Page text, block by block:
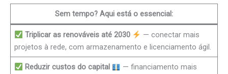
Sem tempo? Aqui está o essencial:
Triplicar as renováveis até 2030
— conectar mais
projetos à rede, com armazenamento e licenciamento ágil.
Reduzir custos do capital
— financiamento mais